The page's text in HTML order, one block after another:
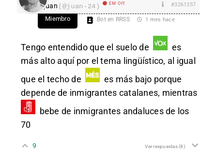
juan (@juan-24) EM Off #3261357
Miembro Bot en RRSS 1 mes hace
Tengo entendido que el suelo de
es
más alto aquí por el tema lingüístico, al igual
que el techo de
es más bajo porque
depende de inmigrantes catalanes, mientras
bebe de inmigrantes andaluces de los
70
9 Ver respuestas(8)